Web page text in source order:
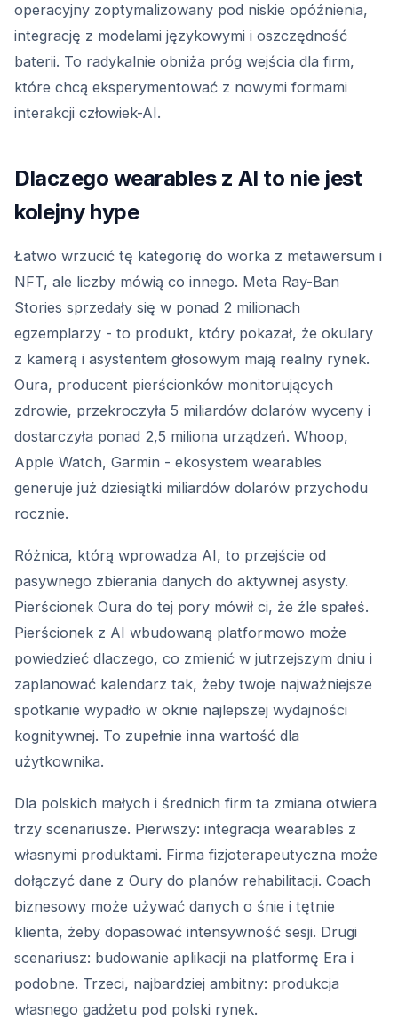
operacyjny zoptymalizowany pod niskie opóźnienia,
integrację z modelami językowymi i oszczędność
baterii. To radykalnie obniża próg wejścia dla firm,
które chcą eksperymentować z nowymi formami
interakcji człowiek-AI.
Dlaczego wearables z AI to nie jest
kolejny hype
Łatwo wrzucić tę kategorię do worka z metawersum i
NFT, ale liczby mówią co innego. Meta Ray-Ban
Stories sprzedały się w ponad 2 milionach
egzemplarzy - to produkt, który pokazał, że okulary
z kamerą i asystentem głosowym mają realny rynek.
Oura, producent pierścionków monitorujących
zdrowie, przekroczyła 5 miliardów dolarów wyceny i
dostarczyła ponad 2,5 miliona urządzeń. Whoop,
Apple Watch, Garmin - ekosystem wearables
generuje już dziesiątki miliardów dolarów przychodu
rocznie.
Różnica, którą wprowadza AI, to przejście od
pasywnego zbierania danych do aktywnej asysty.
Pierścionek Oura do tej pory mówił ci, że źle spałeś.
Pierścionek z AI wbudowaną platformowo może
powiedzieć dlaczego, co zmienić w jutrzejszym dniu i
zaplanować kalendarz tak, żeby twoje najważniejsze
spotkanie wypadło w oknie najlepszej wydajności
kognitywnej. To zupełnie inna wartość dla
użytkownika.
Dla polskich małych i średnich firm ta zmiana otwiera
trzy scenariusze. Pierwszy: integracja wearables z
własnymi produktami. Firma fizjoterapeutyczna może
dołączyć dane z Oury do planów rehabilitacji. Coach
biznesowy może używać danych o śnie i tętnie
klienta, żeby dopasować intensywność sesji. Drugi
scenariusz: budowanie aplikacji na platformę Era i
podobne. Trzeci, najbardziej ambitny: produkcja
własnego gadżetu pod polski rynek.